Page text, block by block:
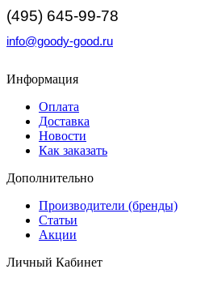
(495) 645-99-78
info@goody-good.ru
Информация
Оплата
Доставка
Новости
Как заказать
Дополнительно
Производители (бренды)
Статьи
Акции
Личный Кабинет